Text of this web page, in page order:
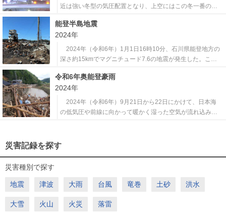
近は強い冬型の気圧配置となり、上空にはこの冬一番の強
い寒気が流れ込んだ。このため、日本海側を中心に大雪や
暴風雪となったほか、普段は雪の少ない西日本の太平洋側
の平野部でも大雪となったところがあり、各地のライフラ
インや交通に影響が生じた。 この
能登半島地震
2024年
2024年（令和6年）1月1日16時10分、石川県能登地方の
深さ約15kmでマグニチュード7.6の地震が発生した。この
地震により、同県輪島市や志賀町で最大震度7を観測したほ
か、能登地方の広い範囲で震度6強や6弱の揺れを観測し
た。この地震の発生メカニズムは北西－南東方向に圧力軸
を持つ逆断層型で、地殻
令和6年奥能登豪雨
2024年
2024年（令和6年）9月21日から22日にかけて、日本海
の低気圧や前線に向かって暖かく湿った空気が流れ込み、
大気の状態が非常に不安定となった。この影響で、石川県
崩れや河川の氾濫が相次ぎ、大きな人的・物的被害が生じ
災害記録を探す
災害種別で探す
地震 津波 大雨 台風 竜巻 土砂 洪水
大雪 火山 火災 落雷